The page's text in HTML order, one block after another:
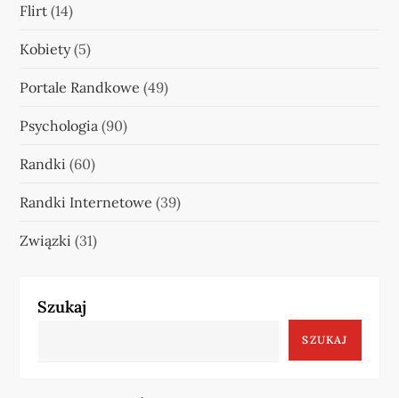
Flirt (14)
Kobiety(5)
Portale Randkowe (49)
Psychologia (90)
Randki (60)
Randki Internetowe (39)
Związki (31)
Szukaj
SZUKAJ